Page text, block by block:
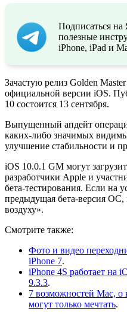
Подписаться
полезные
iPhone, iPad и
Зачастую релиз Golden
официальной версии iOS.
10 состоится 13 сентября.
Выпущенный апдейт
каких-либо значимых
улучшение стабильности и
iOS 10.0.1 GM могут
разработчики Apple и
бета-тестирования. Если на
предыдущая бета-версия
воздуху».
Смотрите также:
Фото и видео
iPhone 7.
iPhone 4S работает на
9.3.3.
7 возможностей Mac, о
могут только мечтать.